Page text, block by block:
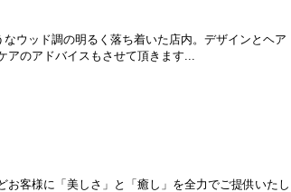
ウッド調の明るく落ち着いた店内。デザインとヘア
アのアドバイスもさせて頂きます...
客様に「美しさ」と「癒し」を全力でご提供いたし